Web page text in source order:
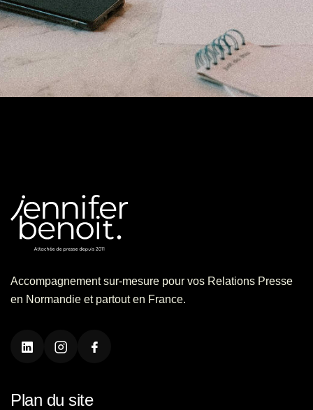
Accompagnement sur-mesure pour vos Relations Presse
en Normandie et partout en France.
Plan du site